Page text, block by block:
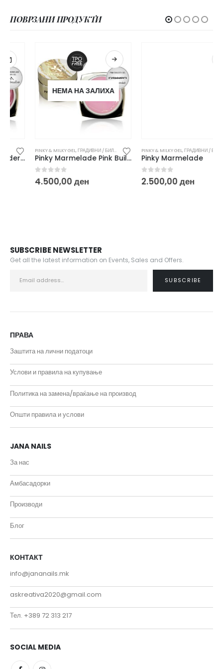
ПОВРЗАНИ ПРОДУКТИ
НЕМА НА ЗАЛИХА
PINKY & MILKY GEL, ГРАДИВНИ / БИЛДЕР ГЕЛОВИ
Pinky Marmelade Pink Builder Gel
out of 5
4.500,00ден
PINKY & MILKY GEL, ГРАДИВНИ / БИЛДЕР ГЕЛОВИ
Pinky Marmelade
out of 5
2.500,00ден
SUBSCRIBE NEWSLETTER
Get all the latest information on Events, Sales and Offers.
ПРАВА
Заштита на лични податоци
Услови и правила на купување
Политика на замена/враќање на производ
Општи правила и услови
JANA NAILS
За нас
Амбасадорки
Производи
Блог
КОНТАКТ
info@jananails.mk
askreativa2020@gmail.com
Тел. +389 72 313 217
SOCIAL MEDIA